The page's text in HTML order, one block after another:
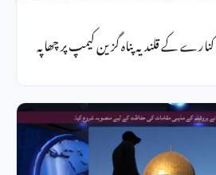
کنارے کے قلندیہ پناہ گزین کیمپ پر چھاپہ